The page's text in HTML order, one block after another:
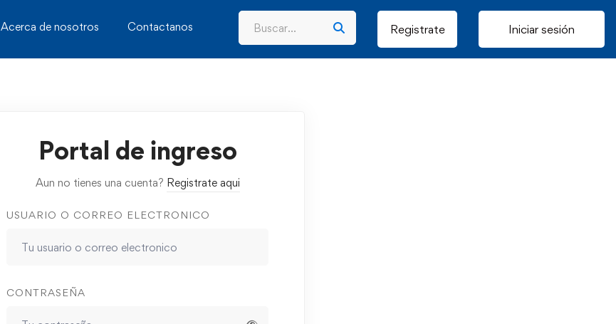
Acerca de nosotros Contactanos Registrate Iniciar sesión
Portal de ingreso
Aun no tienes una cuenta? Registrate aqui
USUARIO O CORREO ELECTRONICO
CONTRASEÑA